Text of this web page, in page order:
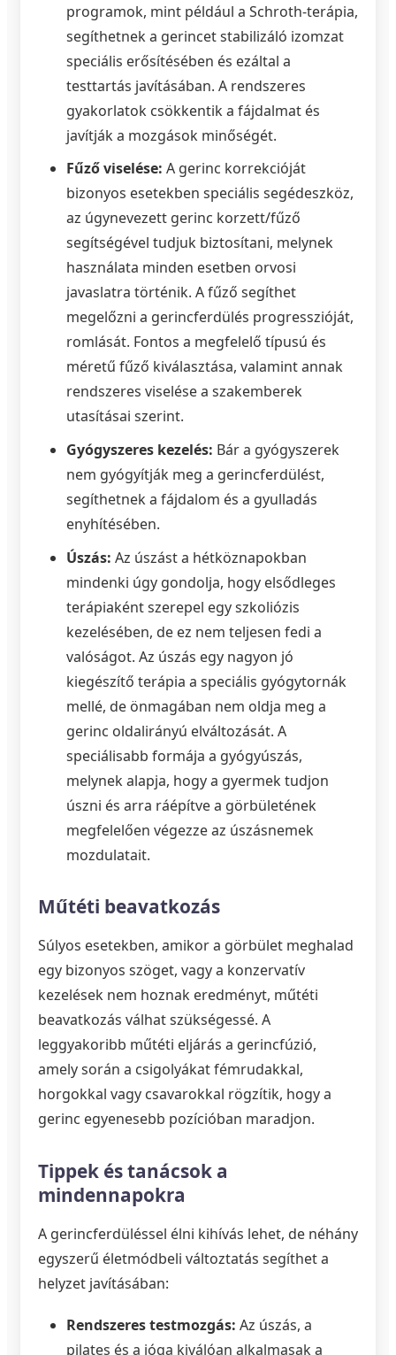
programok, mint például a Schroth-terápia,
segíthetnek a gerincet stabilizáló izomzat
speciális erősítésében és ezáltal a
testtartás javításában. A rendszeres
gyakorlatok csökkentik a fájdalmat és
javítják a mozgások minőségét.
Fűző viselése: A gerinc korrekcióját
bizonyos esetekben speciális segédeszköz,
az úgynevezett gerinc korzett/fűző
segítségével tudjuk biztosítani, melynek
használata minden esetben orvosi
javaslatra történik. A fűző segíthet
megelőzni a gerincferdülés progresszióját,
romlását. Fontos a megfelelő típusú és
méretű fűző kiválasztása, valamint annak
rendszeres viselése a szakemberek
utasításai szerint.
Gyógyszeres kezelés: Bár a gyógyszerek
nem gyógyítják meg a gerincferdülést,
segíthetnek a fájdalom és a gyulladás
enyhítésében.
Úszás: Az úszást a hétköznapokban
mindenki úgy gondolja, hogy elsődleges
terápiaként szerepel egy szkoliózis
kezelésében, de ez nem teljesen fedi a
valóságot. Az úszás egy nagyon jó
kiegészítő terápia a speciális gyógytornák
mellé, de önmagában nem oldja meg a
gerinc oldalirányú elváltozását. A
speciálisabb formája a gyógyúszás,
melynek alapja, hogy a gyermek tudjon
úszni és arra ráépítve a görbületének
megfelelően végezze az úszásnemek
mozdulatait.
Műtéti beavatkozás
Súlyos esetekben, amikor a görbület meghalad
egy bizonyos szöget, vagy a konzervatív
kezelések nem hoznak eredményt, műtéti
beavatkozás válhat szükségessé. A
leggyakoribb műtéti eljárás a gerincfúzió,
amely során a csigolyákat fémrudakkal,
horgokkal vagy csavarokkal rögzítik, hogy a
gerinc egyenesebb pozícióban maradjon.
Tippek és tanácsok a
mindennapokra
A gerincferdüléssel élni kihívás lehet, de néhány
egyszerű életmódbeli változtatás segíthet a
helyzet javításában:
Rendszeres testmozgás: Az úszás, a
pilates és a jóga kiválóan alkalmasak a